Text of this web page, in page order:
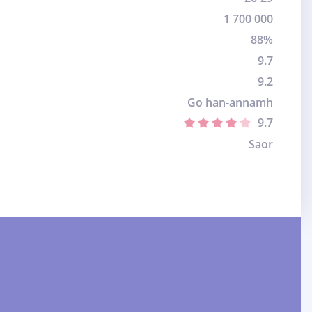
1 700 000
88%
9.7
9.2
Go han-annamh
9.7
Saor